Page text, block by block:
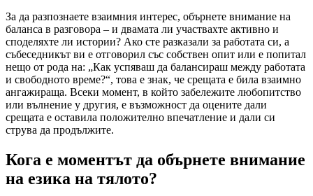
За да разпознаете взаимния интерес, обърнете внимание на
баланса в разговора – и двамата ли участвахте активно и
споделяхте ли истории? Ако сте разказали за работата си, а
събеседникът ви е отговорил със собствен опит или е попитал
нещо от рода на: „Как успяваш да балансираш между работата
и свободното време?“, това е знак, че срещата е била взаимно
ангажираща. Всеки момент, в който забележите любопитство
или вълнение у другия, е възможност да оцените дали
срещата е оставила положително впечатление и дали си
струва да продължите.
Кога е моментът да обърнете внимание
на езика на тялото?